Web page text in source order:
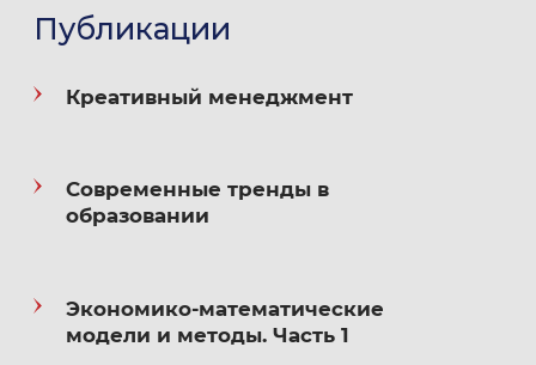
«Ай Пи Ар Медиа» — Качество
2024 — ФГАОУ ВО «Национальный
исследовательский университет ИТМО» —
2024 — ФГАОУ ВО «Национальный
исследовательский университет ИТМО» —
Публикации
Креативный менеджмент
Современные тренды в
образовании
Экономико-математические
модели и методы. Часть 1